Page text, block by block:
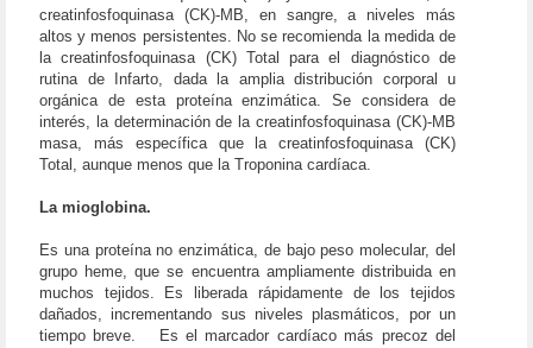
creatinfosfoquinasa (CK)-MB, en sangre, a niveles más
altos y menos persistentes. No se recomienda la medida de
la creatinfosfoquinasa (CK) Total para el diagnóstico de
rutina de Infarto, dada la amplia distribución corporal u
orgánica de esta proteína enzimática. Se considera de
interés, la determinación de la creatinfosfoquinasa (CK)-MB
masa, más específica que la creatinfosfoquinasa (CK)
Total, aunque menos que la Troponina cardíaca.
La mioglobina.
Es una proteína no enzimática, de bajo peso molecular, del
grupo heme, que se encuentra ampliamente distribuida en
muchos tejidos. Es liberada rápidamente de los tejidos
dañados, incrementando sus niveles plasmáticos, por un
tiempo breve.
Es el marcador cardíaco más precoz del